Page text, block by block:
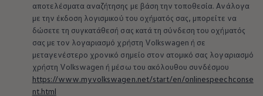
αποτελέσματα αναζήτησης με βάση την τοποθεσία. Ανάλογα
με την έκδοση λογισμικού του οχήματός σας, μπορείτε να
δώσετε τη συγκατάθεσή σας κατά τη σύνδεση του οχήματός
σας με τον λογαριασμό χρήστη Volkswagen ή σε
μεταγενέστερο χρονικό σημείο στον ατομικό σας λογαριασμό
χρήστη Volkswagen ή μέσω του ακόλουθου συνδέσμου
https://www.myvolkswagen.net/start/en/onlinespeechconse
nt.html